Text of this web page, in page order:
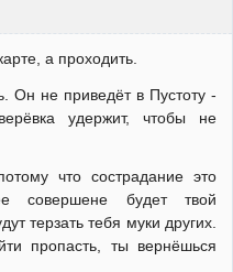
а проходить.
Он не приведёт в Пустоту -
удержит, чтобы не
что сострадание это
совершене будет твой
терзать тебя муки других.
пропасть, ты вернёшься